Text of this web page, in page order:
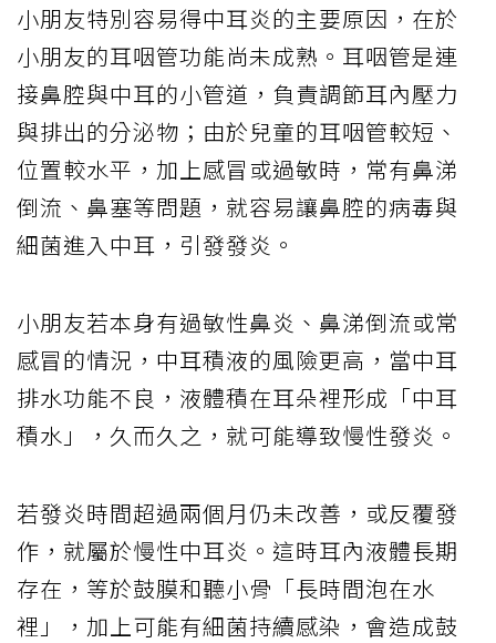
小朋友特別容易得中耳炎的主要原因，在於
小朋友的耳咽管功能尚未成熟。耳咽管是連
接鼻腔與中耳的小管道，負責調節耳內壓力
與排出的分泌物；由於兒童的耳咽管較短、
位置較水平，加上感冒或過敏時，常有鼻涕
倒流、鼻塞等問題，就容易讓鼻腔的病毒與
細菌進入中耳，引發發炎。
小朋友若本身有過敏性鼻炎、鼻涕倒流或常
感冒的情況，中耳積液的風險更高，當中耳
排水功能不良，液體積在耳朵裡形成「中耳
積水」，久而久之，就可能導致慢性發炎。
若發炎時間超過兩個月仍未改善，或反覆發
作，就屬於慢性中耳炎。這時耳內液體長期
存在，等於鼓膜和聽小骨「長時間泡在水
裡」，加上可能有細菌持續感染，會造成鼓